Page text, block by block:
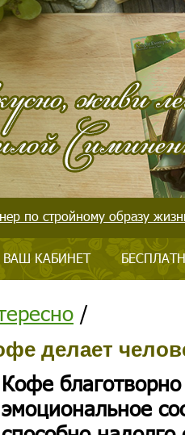
по стройному образу
ВАШ КАБИНЕТ
/
делает
Кофе
эмоциональное